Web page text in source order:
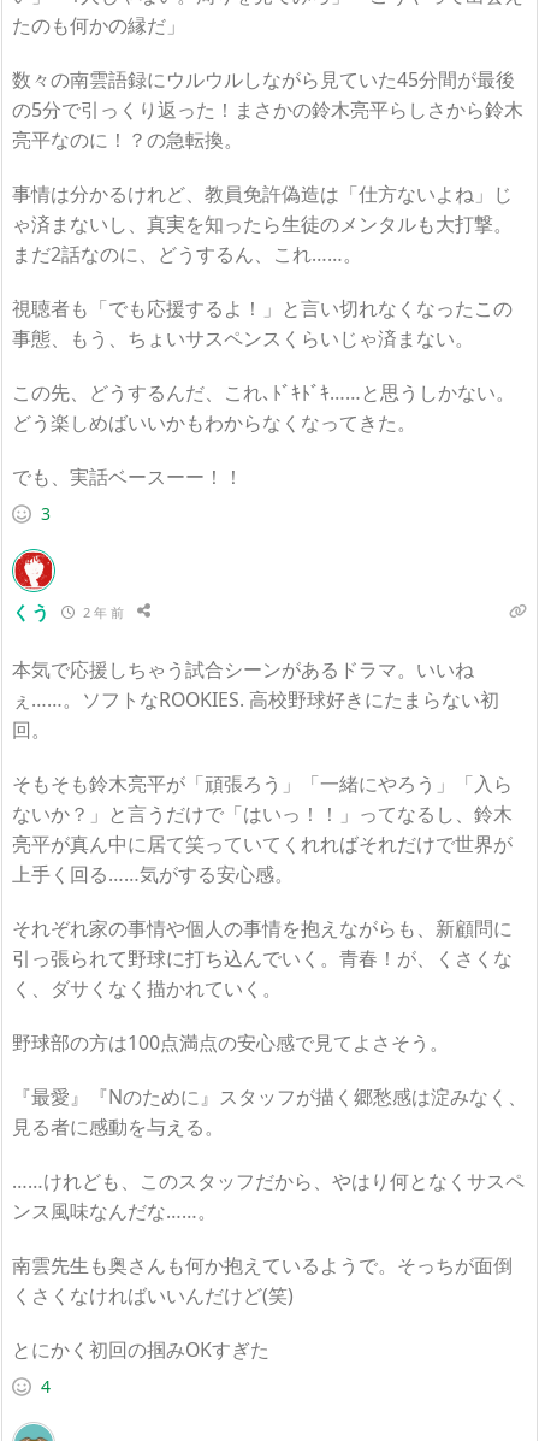
たのも何かの縁だ」
数々の南雲語録にウルウルしながら見ていた45分間が最後
の5分で引っくり返った！まさかの鈴木亮平らしさから鈴木
亮平なのに！？の急転換。
事情は分かるけれど、教員免許偽造は「仕方ないよね」じ
ゃ済まないし、真実を知ったら生徒のメンタルも大打撃。
まだ2話なのに、どうするん、これ……。
視聴者も「でも応援するよ！」と言い切れなくなったこの
事態、もう、ちょいサスペンスくらいじゃ済まない。
この先、どうするんだ、これ､ﾄﾞｷﾄﾞｷ……と思うしかない。
どう楽しめばいいかもわからなくなってきた。
でも、実話ベースーー！！
3
くう 2 年 前
本気で応援しちゃう試合シーンがあるドラマ。いいね
ぇ……。ソフトなROOKIES. 高校野球好きにたまらない初
回。
そもそも鈴木亮平が「頑張ろう」「一緒にやろう」「入ら
ないか？」と言うだけで「はいっ！！」ってなるし、鈴木
亮平が真ん中に居て笑っていてくれればそれだけで世界が
上手く回る……気がする安心感。
それぞれ家の事情や個人の事情を抱えながらも、新顧問に
引っ張られて野球に打ち込んでいく。青春！が、くさくな
く、ダサくなく描かれていく。
野球部の方は100点満点の安心感で見てよさそう。
『最愛』『Nのために』スタッフが描く郷愁感は淀みなく、
見る者に感動を与える。
……けれども、このスタッフだから、やはり何となくサスペ
ンス風味なんだな……。
南雲先生も奥さんも何か抱えているようで。そっちが面倒
くさくなければいいんだけど(笑)
とにかく初回の掴みOKすぎた
4